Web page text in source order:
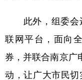
此外，组委会
联网平台，面向
券，并联合南京广
动，让广大市民切